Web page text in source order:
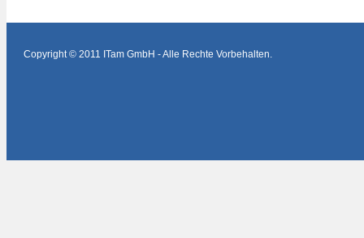
Copyright © 2011 ITam GmbH - Alle Rechte Vorbehalten.